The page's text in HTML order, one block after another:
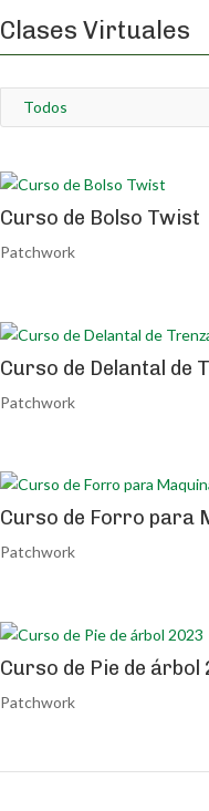
Clases Virtuales
Todos
Curso de Bolso Twist
Patchwork
Curso de Delantal de
Patchwork
Curso de Forro para
Patchwork
Curso de Pie de árbol
Patchwork